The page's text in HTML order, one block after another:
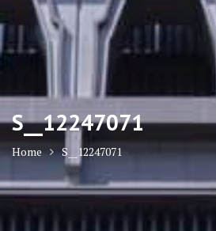
S__12247071
Home S__12247071